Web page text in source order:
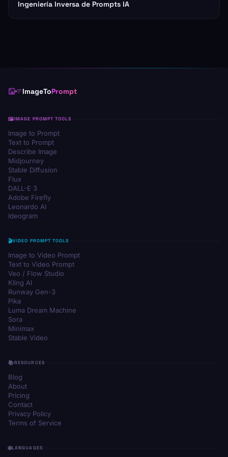
Ingeniería Inversa de Prompts IA
ImageToPrompt
IMAGE PROMPT TOOLS
Image to Prompt
Text to Prompt
Describe Image
Midjourney
Stable Diffusion
Flux
DALL-E 3
Adobe Firefly
Leonardo AI
Ideogram
VIDEO PROMPT TOOLS
Image to Video Prompt
Text to Video Prompt
Veo / Flow Studio
Kling AI
Runway Gen-3
Pika
Luma Dream Machine
Sora
Minimax
Stable Video
RESOURCES
Blog
About
Pricing
Contact
Privacy Policy
Terms of Service
LANGUAGES